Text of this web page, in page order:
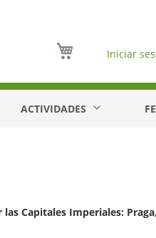
Iniciar
ACTIVIDADES
Capitales Imperiales: